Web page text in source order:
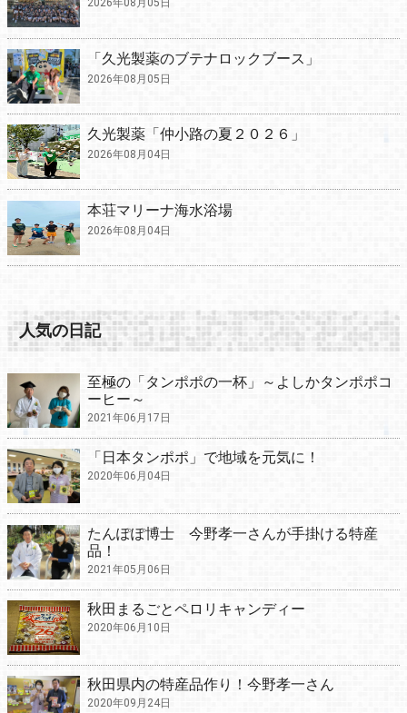
2026年08月05日
「久光製薬のブテナロックブース」
2026年08月05日
久光製薬「仲小路の夏２０２６」
2026年08月04日
本荘マリーナ海水浴場
2026年08月04日
人気の日記
至極の「タンポポの一杯」～よしかタンポポコ
ーヒー～
2021年06月17日
「日本タンポポ」で地域を元気に！
2020年06月04日
たんぽぽ博士 今野孝一さんが手掛ける特産
品！
2021年05月06日
秋田まるごとペロリキャンディー
2020年06月10日
秋田県内の特産品作り！今野孝一さん
2020年09月24日